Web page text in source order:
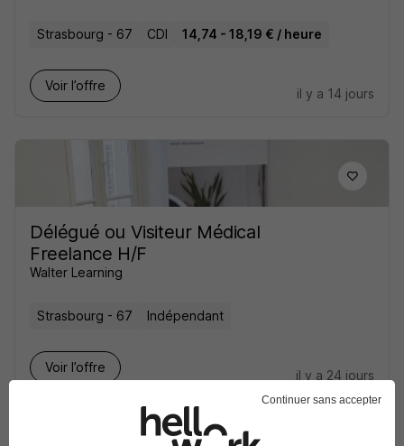
Strasbourg - 67 CDI 14,74 - 18,19 € / heure
Voir l’offre
il y a 14 jours
Délégué ou Visiteur Médical
Freelance H/F
Walter Learning
Strasbourg - 67 Indépendant
Voir l’offre
il y a 24 jours
Continuer sans accepter